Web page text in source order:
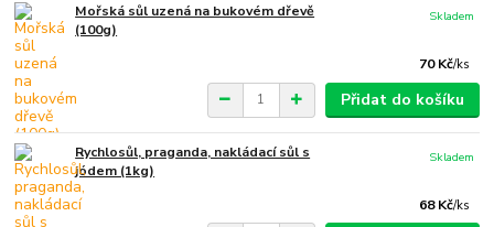
Mořská sůl uzená na bukovém dřevě
(100g)
70 Kč/ks
Skladem
Přidat do košíku
Rychlosůl, praganda, nakládací sůl s
jódem (1kg)
68 Kč/ks
Skladem